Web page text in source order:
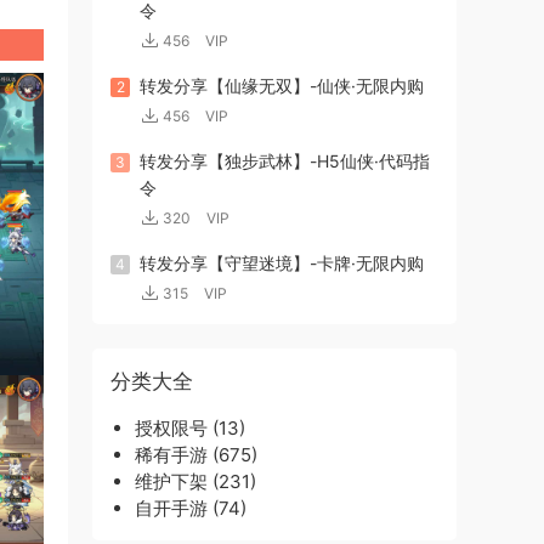
令
456 VIP
2 转发分享【仙缘无双】-仙侠·无限内购
456 VIP
3
转发分享【独步武林】-H5仙侠·代码指
令
320 VIP
4 转发分享【守望迷境】-卡牌·无限内购
315 VIP
分类大全
授权限号 (13)
稀有手游 (675)
维护下架 (231)
自开手游 (74)